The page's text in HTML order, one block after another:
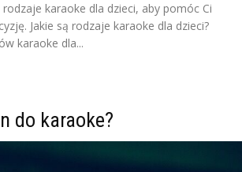
karaoke dla dzieci, aby pomóc Ci
Jakie są rodzaje karaoke dla dzieci?
karaoke dla...
do karaoke?